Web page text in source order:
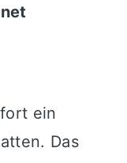
ein
. Das